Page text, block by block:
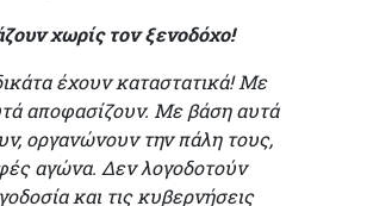
χωρίς τον ξενοδόχο!
έχουν καταστατικά! Με
αποφασίζουν. Με βάση αυτά
οργανώνουν την πάλη τους,
αγώνα. Δεν λογοδοτούν
και τις κυβερνήσεις